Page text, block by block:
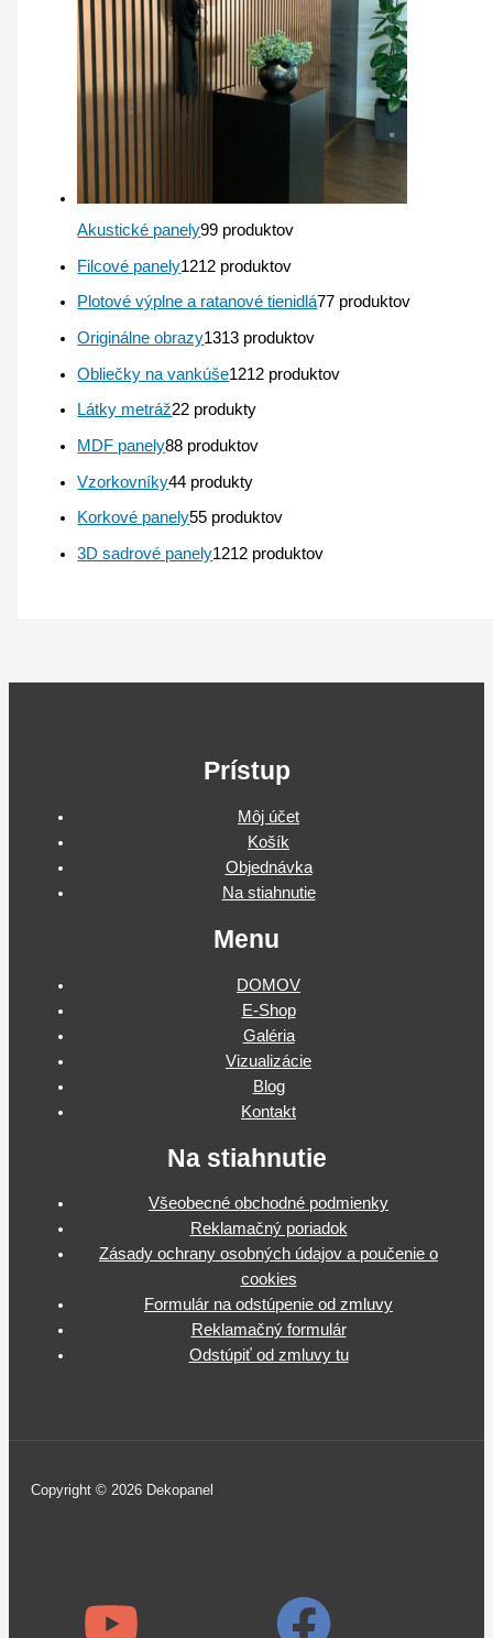
Akustické panely99 produktov
Filcové panely1212 produktov
Plotové výplne a ratanové tienidlá77 produktov
Originálne obrazy1313 produktov
Obliečky na vankúše1212 produktov
Látky metráž22 produkty
MDF panely88 produktov
Vzorkovníky44 produkty
Korkové panely55 produktov
3D sadrové panely1212 produktov
Prístup
Môj účet
Košík
Objednávka
Na stiahnutie
Menu
DOMOV
E-Shop
Galéria
Vizualizácie
Blog
Kontakt
Na stiahnutie
Všeobecné obchodné podmienky
Reklamačný poriadok
Zásady ochrany osobných údajov a poučenie o
cookies
Formulár na odstúpenie od zmluvy
Reklamačný formulár
Odstúpiť od zmluvy tu
Copyright © 2026 Dekopanel